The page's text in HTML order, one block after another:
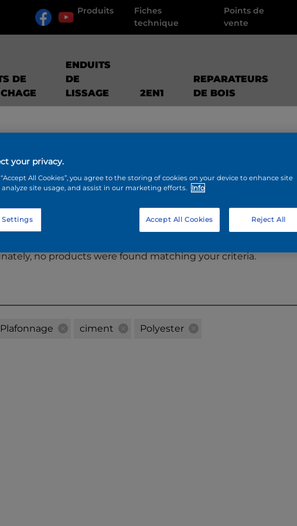
Produits
Fiches
technique
Points de
vente
DE
ENDUITS
DE
LISSAGE
2EN1
REPARATEURS
DE BOIS
Plafonnage ciment Polyester
no products were found matching your criteria.
your privacy.
All Cookies”, you agree to the storing of cookies on your device to enhance site
analyze site usage, and assist in our marketing efforts.
Info
Settings Reject All
Accept All Cookies